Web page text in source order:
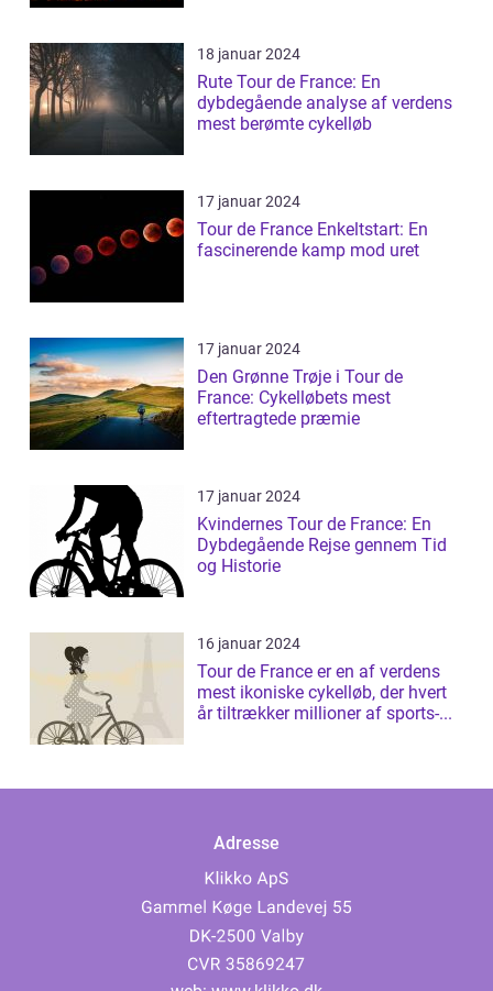
18 januar 2024
Rute Tour de France: En
dybdegående analyse af verdens
mest berømte cykelløb
17 januar 2024
Tour de France Enkeltstart: En
fascinerende kamp mod uret
17 januar 2024
Den Grønne Trøje i Tour de
France: Cykelløbets mest
eftertragtede præmie
17 januar 2024
Kvindernes Tour de France: En
Dybdegående Rejse gennem Tid
og Historie
16 januar 2024
Tour de France er en af verdens
mest ikoniske cykelløb, der hvert
år tiltrækker millioner af sports-...
Adresse